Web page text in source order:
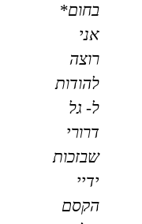
בחום*
אני
רוצה
להודות
ל- גל
דרורי
שבזכות
ידיי
הקסם